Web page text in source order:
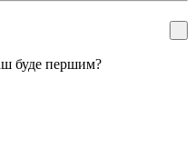
буде першим?